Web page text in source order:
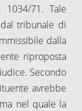
71. Tale
tribunale di
dalla
riproposta
Secondo
avrebbe
nel quale la